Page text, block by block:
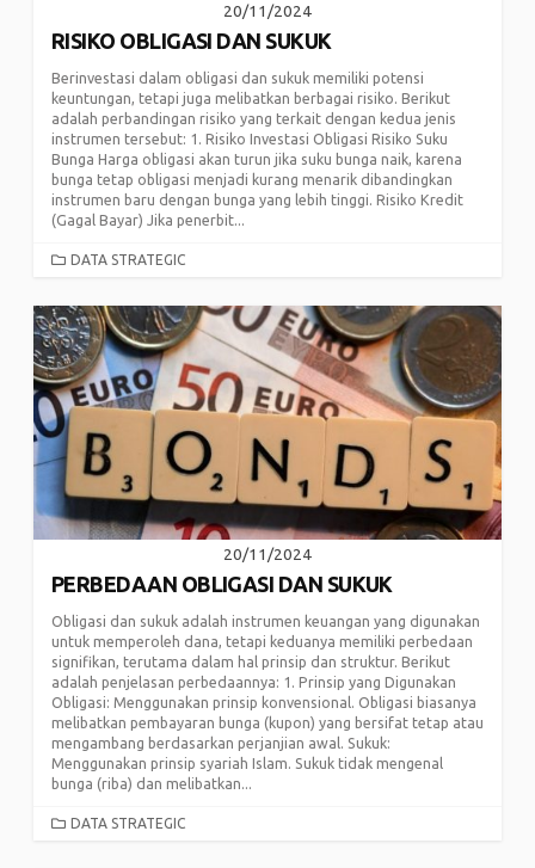
20/11/2024
RISIKO OBLIGASI DAN SUKUK
Berinvestasi dalam obligasi dan sukuk memiliki potensi
keuntungan, tetapi juga melibatkan berbagai risiko. Berikut
adalah perbandingan risiko yang terkait dengan kedua jenis
instrumen tersebut: 1. Risiko Investasi Obligasi Risiko Suku
Bunga Harga obligasi akan turun jika suku bunga naik, karena
bunga tetap obligasi menjadi kurang menarik dibandingkan
instrumen baru dengan bunga yang lebih tinggi. Risiko Kredit
(Gagal Bayar) Jika penerbit...
CATEGORIES
DATA STRATEGIC
20/11/2024
PERBEDAAN OBLIGASI DAN SUKUK
Obligasi dan sukuk adalah instrumen keuangan yang digunakan
untuk memperoleh dana, tetapi keduanya memiliki perbedaan
signifikan, terutama dalam hal prinsip dan struktur. Berikut
adalah penjelasan perbedaannya: 1. Prinsip yang Digunakan
Obligasi: Menggunakan prinsip konvensional. Obligasi biasanya
melibatkan pembayaran bunga (kupon) yang bersifat tetap atau
mengambang berdasarkan perjanjian awal. Sukuk:
Menggunakan prinsip syariah Islam. Sukuk tidak mengenal
bunga (riba) dan melibatkan...
CATEGORIES
DATA STRATEGIC